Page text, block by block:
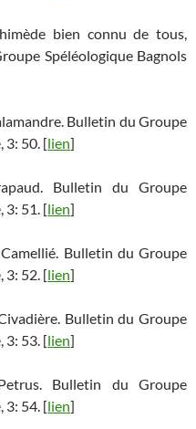
bien connu de tous,
Spéléologique Bagnols
Bulletin du Groupe
3: 50. [lien]
Bulletin du Groupe
3: 51. [lien]
Bulletin du Groupe
3: 52. [lien]
Bulletin du Groupe
3: 53. [lien]
Bulletin du Groupe
3: 54. [lien]